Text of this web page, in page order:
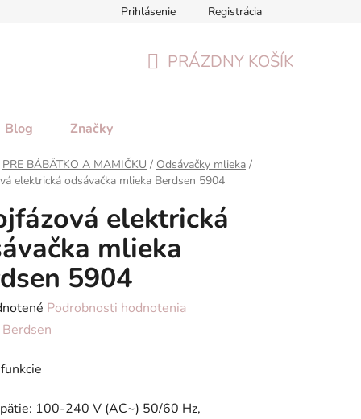
Formulár na odstúpenie od zmluvy
Prihlásenie Registrácia
PRÁZDNY KOŠÍK
Blog Značky
PRE BÁBÄTKO A MAMIČKU / Odsávačky mlieka /
elektrická odsávačka mlieka Berdsen 5904
elektrická
mlieka
5904
Podrobnosti hodnotenia
Berdsen
100-240 V (AC~) 50/60 Hz,